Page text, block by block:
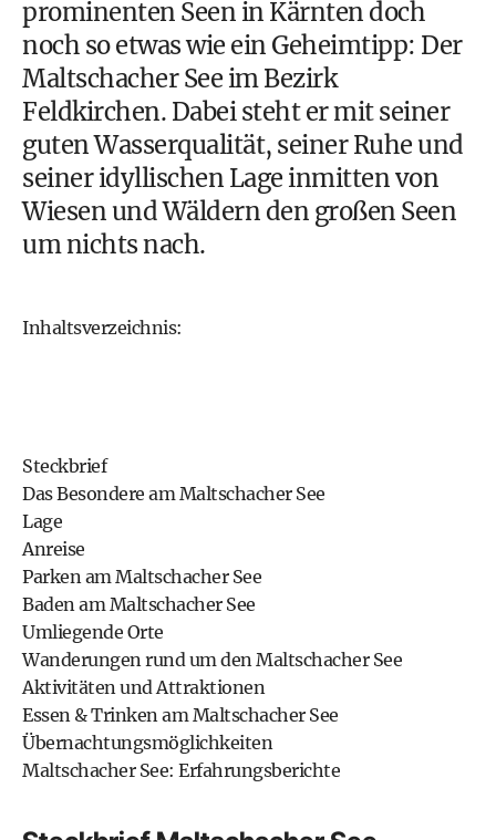
prominenten Seen in Kärnten doch
noch so etwas wie ein Geheimtipp: Der
Maltschacher See im Bezirk
Feldkirchen. Dabei steht er mit seiner
guten Wasserqualität, seiner Ruhe und
seiner idyllischen Lage inmitten von
Wiesen und Wäldern den großen Seen
um nichts nach.
Inhaltsverzeichnis:
Steckbrief
Das Besondere am Maltschacher See
Lage
Anreise
Parken am Maltschacher See
Baden am Maltschacher See
Umliegende Orte
Wanderungen rund um den Maltschacher See
Aktivitäten und Attraktionen
Essen & Trinken am Maltschacher See
Übernachtungsmöglichkeiten
Maltschacher See: Erfahrungsberichte